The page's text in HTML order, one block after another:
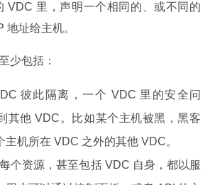
VDC 里，声明一个相同的、或不同的
地址给主机。
少包括：
彼此隔离，一个 VDC 里的安全问
其他 VDC。比如某个主机被黑，黑客
主机所在 VDC 之外的其他 VDC。
个资源，甚至包括 VDC 自身，都以服